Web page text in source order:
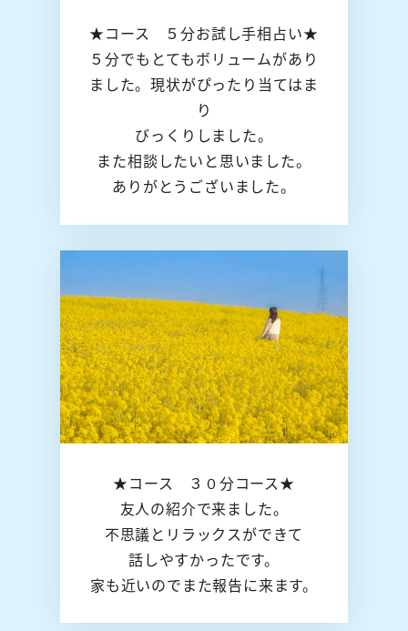
★コース ５分お試し手相占い★
５分でもとてもボリュームがあり
ました。現状がぴったり当てはま
り
びっくりしました。
また相談したいと思いました。
ありがとうございました。
★コース ３０分コース★
友人の紹介で来ました。
不思議とリラックスができて
話しやすかったです。
家も近いのでまた報告に来ます。